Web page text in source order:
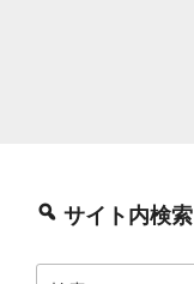
サイト内検索